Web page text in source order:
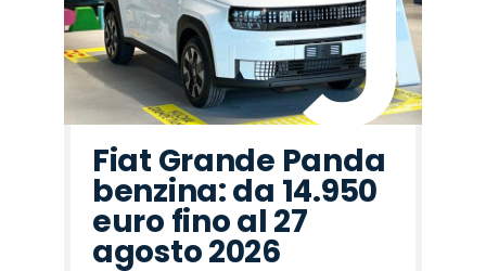
Fiat Grande Panda
benzina: da 14.950
euro fino al 27
agosto 2026